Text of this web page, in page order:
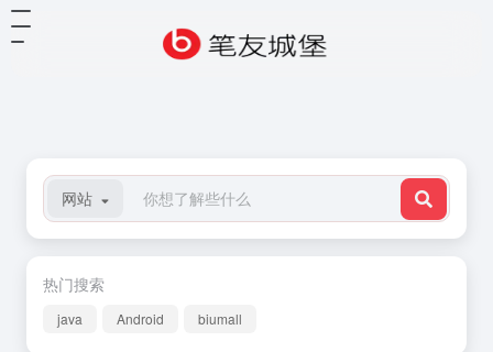
网站
热门搜索
java Android biumall